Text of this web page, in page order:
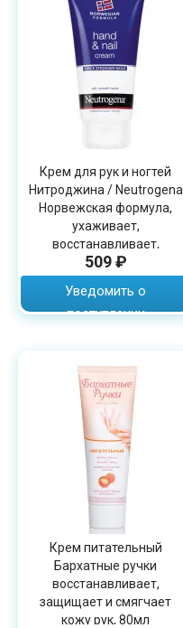
Крем для рук и ногтей
Нитроджина / Neutrogena
Норвежская формула,
ухаживает,
восстанавливает,
увлажняет 75мл
509 ₽
Уведомить о
поступлении
Крем питательный
Бархатные ручки
восстанавливает,
защищает и смягчает
кожу рук, 80мл